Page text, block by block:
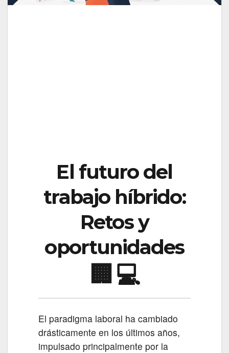
El futuro del
trabajo híbrido:
Retos y
oportunidades
🏢 💻
El paradigma laboral ha cambiado
drásticamente en los últimos años,
impulsado principalmente por la